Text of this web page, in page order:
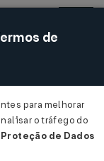
Acessar
de
para melhorar
o tráfego do
de Dados